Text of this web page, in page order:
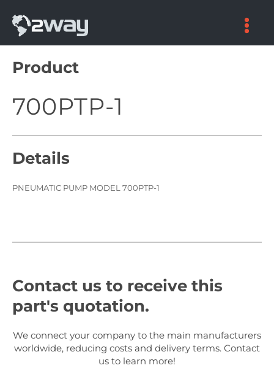
content
Product
700PTP-1
Details
PNEUMATIC PUMP MODEL 700PTP-1
Contact us to receive this
part's quotation.
We connect your company to the main manufacturers
worldwide, reducing costs and delivery terms. Contact
us to learn more!